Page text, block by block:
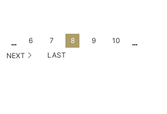
... 6 7 8 9 10 ...
NEXT LAST